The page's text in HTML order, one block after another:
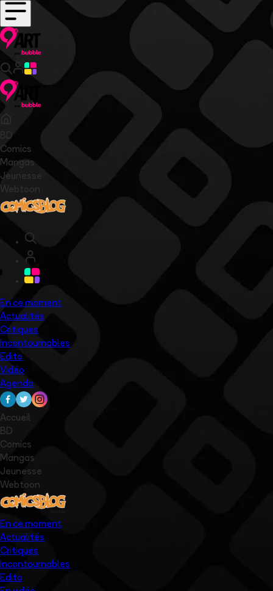
BD
Comics
Mangas
Jeunesse
Webtoon
En ce moment
Actualités
Critiques
Incontournables
Edito
Vidéo
Agenda
Accueil
BD
Comics
Mangas
Jeunesse
Webtoon
En ce moment
Actualités
Critiques
Incontournables
Edito